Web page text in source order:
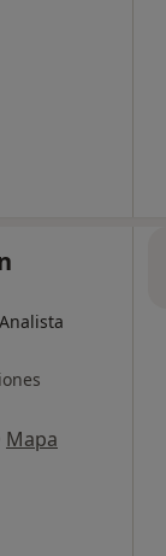
Mapa